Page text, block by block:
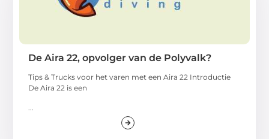
De Aira 22, opvolger van de Polyvalk?
Tips & Trucks voor het varen met een Aira 22 Introductie
De Aira 22 is een